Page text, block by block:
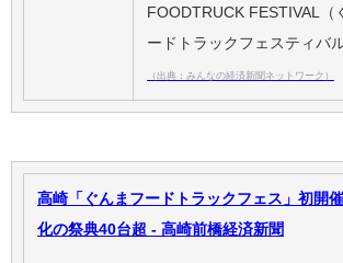
FOODTRUCK FESTIVAL（
ードトラックフェスティバ
（出典：みんなの経済新聞ネットワーク）
高崎「ぐんまフードトラックフェス」初開
化の祭典40台超 - 高崎前橋経済新聞